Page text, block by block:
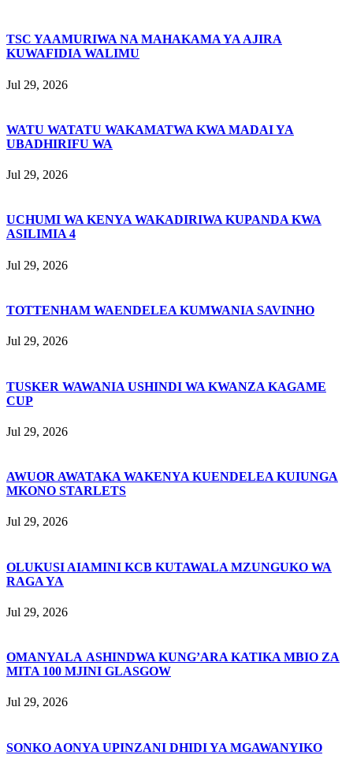
TSC YAAMURIWA NA MAHAKAMA YA AJIRA
KUWAFIDIA WALIMU
Jul 29, 2026
WATU WATATU WAKAMATWA KWA MADAI YA
UBADHIRIFU WA
Jul 29, 2026
UCHUMI WA KENYA WAKADIRIWA KUPANDA KWA
ASILIMIA 4
Jul 29, 2026
TOTTENHAM WAENDELEA KUMWANIA SAVINHO
Jul 29, 2026
TUSKER WAWANIA USHINDI WA KWANZA KAGAME
CUP
Jul 29, 2026
AWUOR AWATAKA WAKENYA KUENDELEA KUIUNGA
MKONO STARLETS
Jul 29, 2026
OLUKUSI AIAMINI KCB KUTAWALA MZUNGUKO WA
RAGA YA
Jul 29, 2026
OMANYALA ASHINDWA KUNG’ARA KATIKA MBIO ZA
MITA 100 MJINI GLASGOW
Jul 29, 2026
SONKO AONYA UPINZANI DHIDI YA MGAWANYIKO